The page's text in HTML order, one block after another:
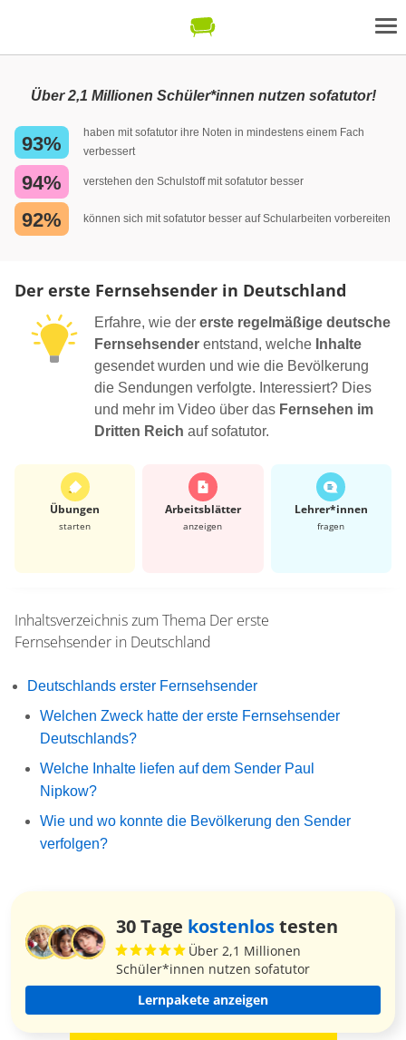
Über 2,1 Millionen Schüler*innen nutzen sofatutor!
93%
haben mit sofatutor ihre Noten in mindestens einem Fach
verbessert
94% verstehen den Schulstoff mit sofatutor besser
92% können sich mit sofatutor besser auf Schularbeiten vorbereiten
Der erste Fernsehsender in Deutschland
Erfahre, wie der erste regelmäßige deutsche
Fernsehsender entstand, welche Inhalte
gesendet wurden und wie die Bevölkerung
die Sendungen verfolgte. Interessiert? Dies
und mehr im Video über das Fernsehen im
Dritten Reich auf sofatutor.
Übungen
starten
Arbeits­blätter
anzeigen
Lehrer*​innen
fragen
Inhaltsverzeichnis zum Thema Der erste
Fernsehsender in Deutschland
Deutschlands erster Fernsehsender
Welchen Zweck hatte der erste Fernsehsender
Deutschlands?
Welche Inhalte liefen auf dem Sender Paul
Nipkow?
Wie und wo konnte die Bevölkerung den Sender
verfolgen?
30 Tage kostenlostesten
Über 2,1 Millionen
Schüler*innen nutzen sofatutor
Lernpakete anzeigen